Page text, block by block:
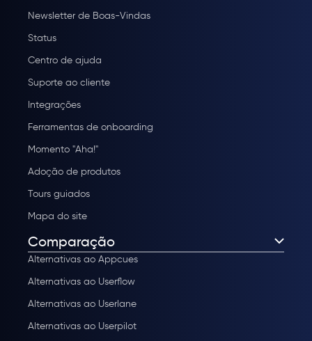
Newsletter de Boas-Vindas
Status
Centro de ajuda
Suporte ao cliente
Integrações
Ferramentas de onboarding
Momento "Aha!"
Adoção de produtos
Tours guiados
Mapa do site
Comparação
Alternativas ao Appcues
Alternativas ao Userflow
Alternativas ao Userlane
Alternativas ao Userpilot